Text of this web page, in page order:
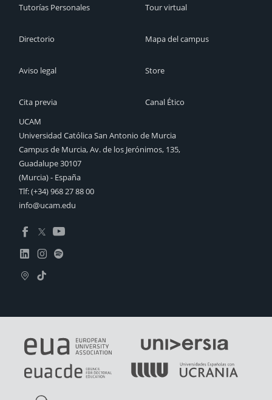
Tutorías Personales
Directorio
Aviso legal
Cita previa
Tour virtual
Mapa del campus
Store
Canal Ético
UCAM
Universidad Católica San Antonio de Murcia
Campus de Murcia, Av. de los Jerónimos, 135,
Guadalupe 30107
(Murcia) - España
Tlf:(+34) 968 27 88 00
info@ucam.edu